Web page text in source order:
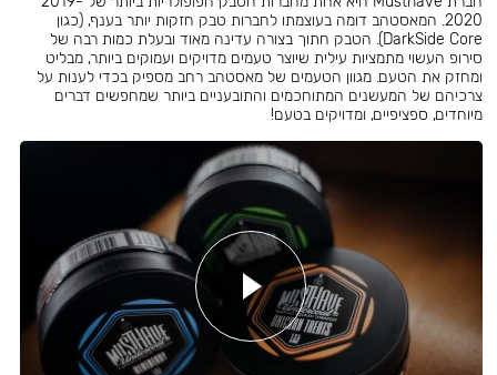
2020. המאסטהב דומה בעוצמתו לחברות טבק חזקות יותר בענף, (כגון
DarkSide Core). הטבק חתוך בצורה עדינה מאוד ובעלת כמות רבה של
סירופ העשוי מתמציות עילית שיוצר טעמים מדויקים ועמוקים ביותר, מבליט
ומחזק את הטעם. מגוון הטעמים של מאסטהב רחב מספיק בכדי לענות על
צרכיהם של המעשנים המתוחכמים והתובעניים ביותר שמחפשים דברים
מיוחדים, ספציפיים, ומדויקים בטעם!